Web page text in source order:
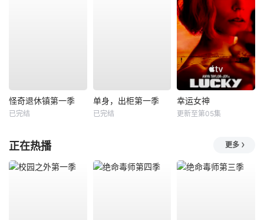
怪奇退休镇第一季
已完结
单身，出柜第一季
已完结
幸运女神
更新至第05集
正在热播 更多